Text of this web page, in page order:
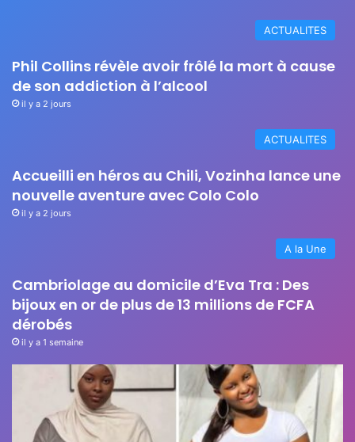
ACTUALITES
Phil Collins révèle avoir frôlé la mort à cause
de son addiction à l’alcool
il y a 2 jours
ACTUALITES
Accueilli en héros au Chili, Vozinha lance une
nouvelle aventure avec Colo Colo
il y a 2 jours
A la Une
Cambriolage au domicile d’Eva Tra : Des
bijoux en or de plus de 13 millions de FCFA
dérobés
il y a 1 semaine